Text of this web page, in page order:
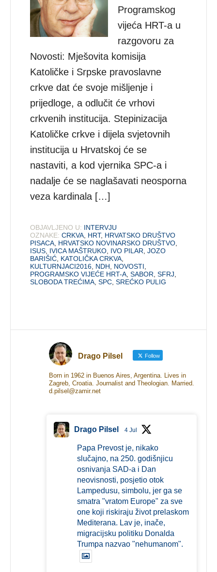
Programskog
vijeća HRT-a u
razgovoru za
Novosti: Mješovita komisija
Katoličke i Srpske pravoslavne
crkve dat će svoje mišljenje i
prijedloge, a odlučit će vrhovi
crkvenih institucija. Stepinizacija
Katoličke crkve i dijela svjetovnih
institucija u Hrvatskoj će se
nastaviti, a kod vjernika SPC-a i
nadalje će se naglašavati neosporna
veza kardinala […]
OBJAVLJENO U: INTERVJU
OZNAKE: CRKVA HRT, HRVATSKO DRUŠTVO
PISACA HRVATSKO NOVINARSKO DRUŠTVO
ISUS IVICA MAŠTRUKO IVO PILAR ,JOZO
BARIŠIĆ KATOLIČKA CRKVA
KULTURNJACI2016 NDH NOVOSTI
PROGRAMSKO VIJEĆE HRT-A ,SABOR ,SFRJ
SLOBODA TREĆIMA ,SPC ,SREĆKO PULIG
Drago Pilsel Follow
Born in 1962 in Buenos Aires, Argentina. Lives in
Zagreb, Croatia. Journalist and Theologian. Married.
d.pilsel@zamir.net
Drago Pilsel 4 Jul
Papa Prevost je, nikako
slučajno, na 250. godišnjicu
osnivanja SAD-a i Dan
neovisnosti, posjetio otok
Lampedusu, simbolu, jer ga se
smatra "vratom Europe" za sve
one koji riskiraju život prelaskom
Mediterana. Lav je, inače,
migracijsku politiku Donalda
Trumpa nazvao "nehumanom".